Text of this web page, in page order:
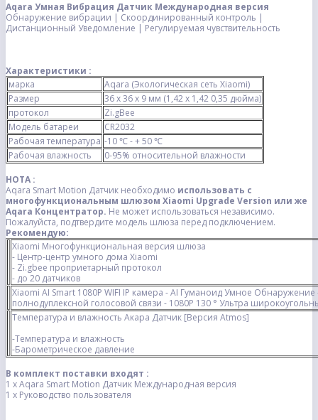
Aqara Умная Вибрация Датчик Международная версия
Обнаружение вибрации | Скоординированный контроль |
Дистанционный Уведомление | Регулируемая чувствительность
Характеристики :
марка
Aqara (Экологическая сеть Xiaomi)
Размер
36 х 36 х 9 мм (1,42 х 1,42 0,35 дюйма)
протокол
Zi.gBee
Модель батареи
CR2032
Рабочая температура -10 ℃ - + 50 ℃
Рабочая влажность
0-95% относительной влажности
НОТА :
Aqara Smart Motion Датчик необходимо использовать с
многофункциональным шлюзом Xiaomi Upgrade Version или же
Aqara Концентратор. Не может использоваться независимо.
Пожалуйста, подтвердите модель шлюза перед подключением.
Рекомендую:
Xiaomi Многофункциональная версия шлюза
- Центр-центр умного дома Xiaomi
- Zi.gbee проприетарный протокол
- до 20 датчиков
Xiaomi AI Smart 1080P WIFI IP камера - AI Гуманоид Умное Обнаружение
полнодуплексной голосовой связи - 1080P 130 ° Ультра
Температура и влажность Акара Датчик [Версия Atmos]
-Температура и влажность
-Барометрическое давление
В комплект поставки входят :
1 х Aqara Smart Motion Датчик Международная версия
1 х Руководство пользователя